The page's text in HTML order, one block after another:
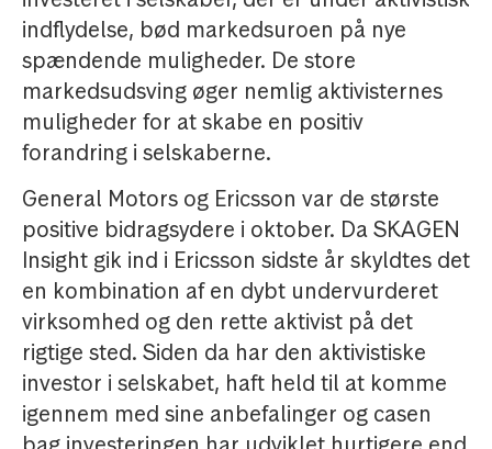
indflydelse, bød markedsuroen på nye
spændende muligheder. De store
markedsudsving øger nemlig aktivisternes
muligheder for at skabe en positiv
forandring i selskaberne.
General Motors og Ericsson var de største
positive bidragsydere i oktober. Da SKAGEN
Insight gik ind i Ericsson sidste år skyldtes det
en kombination af en dybt undervurderet
virksomhed og den rette aktivist på det
rigtige sted. Siden da har den aktivistiske
investor i selskabet, haft held til at komme
igennem med sine anbefalinger og casen